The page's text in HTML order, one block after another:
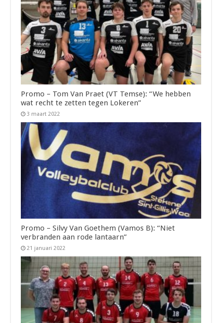
Promo – Tom Van Praet (VT Temse): “We hebben
wat recht te zetten tegen Lokeren”
3 maart 2022
Promo – Silvy Van Goethem (Vamos B): “Niet
verbranden aan rode lantaarn”
21 januari 2022